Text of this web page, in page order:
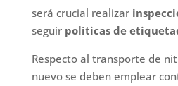
será crucial realizar
seguir políticas de
Respecto al transporte de
nuevo se deben emplear